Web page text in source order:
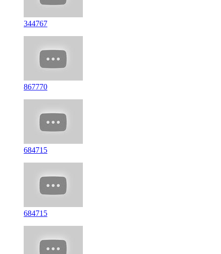
344767
867770
684715
684715